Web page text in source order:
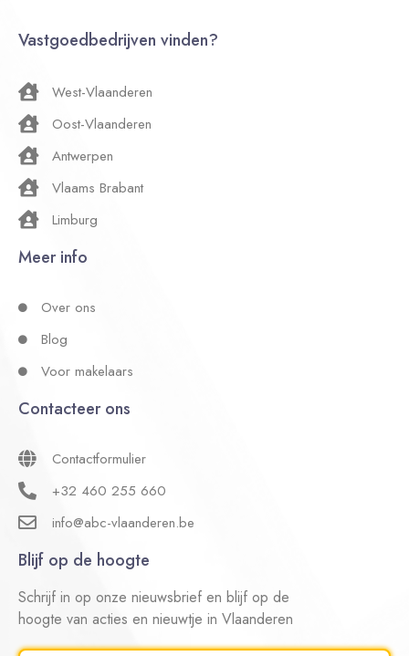
Vastgoedbedrijven vinden?
West-Vlaanderen
Oost-Vlaanderen
Antwerpen
Vlaams Brabant
Limburg
Meer info
Over ons
Blog
Voor makelaars
Contacteer ons
Contactformulier
+32 460 255 660
info@abc-vlaanderen.be
Blijf op de hoogte
Schrijf in op onze nieuwsbrief en blijf op de
hoogte van acties en nieuwtje in Vlaanderen